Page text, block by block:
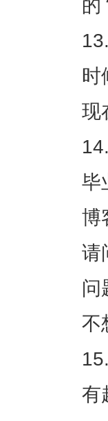
的
时
现
毕
博
请
问
不
有